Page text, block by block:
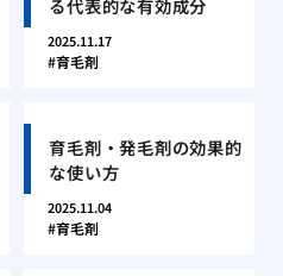
る代表的な有効成分
2025.11.17
育毛剤
育毛剤・発毛剤の効果的
な使い方
2025.11.04
育毛剤